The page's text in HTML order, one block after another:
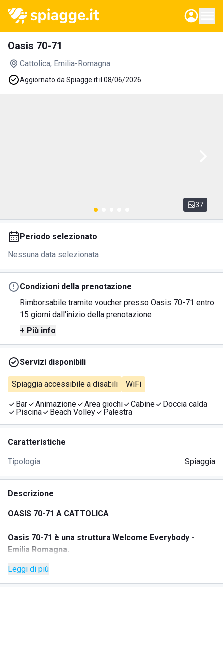
Oasis 70-71
Cattolica, Emilia-Romagna
Aggiornato da Spiagge.it il 08/06/2026
37
Periodo selezionato
Nessuna data selezionata
Condizioni della prenotazione
Rimborsabile tramite voucher presso Oasis 70-71 entro
15 giorni dall'inizio della prenotazione
+ Più info
Servizi disponibili
Spiaggia accessibile a disabili WiFi
Bar Animazione Area giochi Cabine
Doccia calda
Piscina
Beach Volley Palestra
Caratteristiche
Tipologia Spiaggia
Descrizione
OASIS 70-71 A CATTOLICA
Oasis 70-71 è una struttura Welcome Everybody -
Emilia Romagna.
Oasis 70-71 è uno stabilimento balneare parte del villaggio,
situato a Cattolica (RN), che offre una combinazione di
Leggi di più